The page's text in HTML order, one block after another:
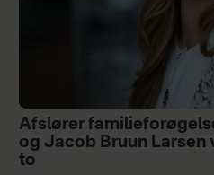
Afslører
og Jacob Bruun Larsen
to